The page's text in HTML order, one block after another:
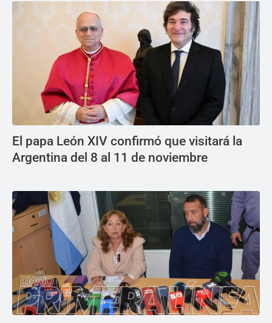
El papa León XIV confirmó que visitará la
Argentina del 8 al 11 de noviembre